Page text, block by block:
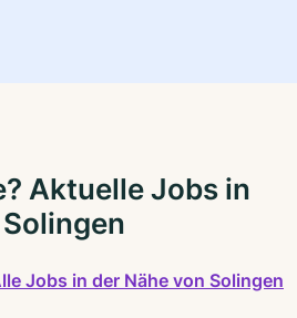
Aktuelle Jobs in
Jobs in der Nähe von Solingen